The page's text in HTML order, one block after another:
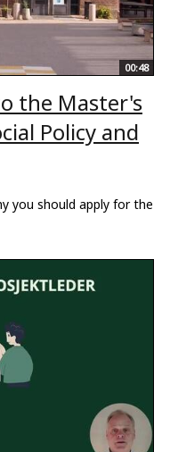
00:48
the Master's
Policy and
you should apply for the